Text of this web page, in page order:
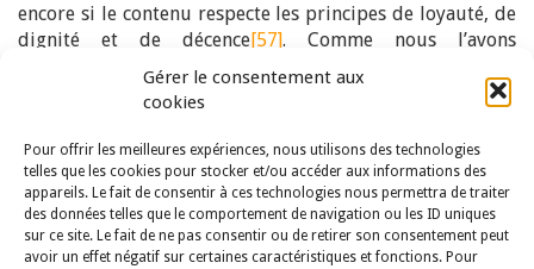
Gérer le consentement aux
cookies
Pour offrir les meilleures expériences, nous utilisons des technologies
telles que les cookies pour stocker et/ou accéder aux informations des
appareils. Le fait de consentir à ces technologies nous permettra de traiter
des données telles que le comportement de navigation ou les ID uniques
sur ce site. Le fait de ne pas consentir ou de retirer son consentement peut
avoir un effet négatif sur certaines caractéristiques et fonctions. Pour
encore si le contenu respecte les principes de loyauté, de
dignité et de décence[57]. Comme nous l’avons
précédemment souligné, le juge examine, dans le cadre
de son analyse du contenu du message, les répercussions
pas l’ampleur de la diffusion mais plutôt l’impact du
message personnalisé, résultant d’un profilage répété,
sur le comportement et la liberté de choix de son
destinataire. De la sorte, il apparaît que ce critère est
important pour la résolution du conflit.